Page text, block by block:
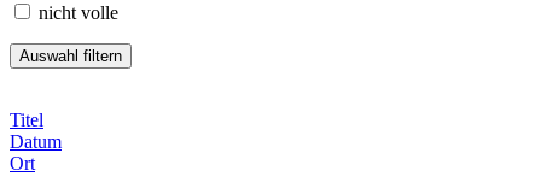
nicht volle
Titel
Datum
Ort